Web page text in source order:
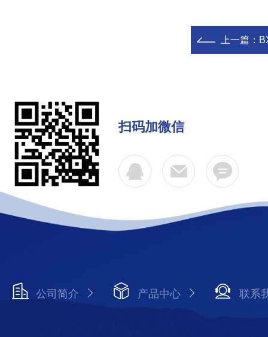
上一篇：
扫码加微信
公司简介 产品中心 联系